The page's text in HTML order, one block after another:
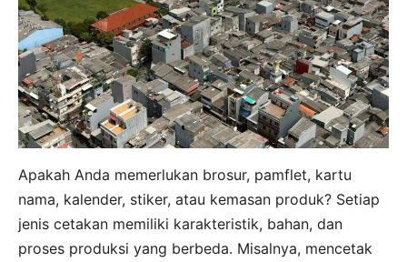
Apakah Anda memerlukan brosur, pamflet, kartu
nama, kalender, stiker, atau kemasan produk? Setiap
jenis cetakan memiliki karakteristik, bahan, dan
proses produksi yang berbeda. Misalnya, mencetak